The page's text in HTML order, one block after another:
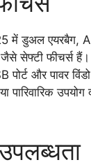
में डुअल एयरबैग,
सेफ्टी फीचर्स
पोर्ट और पावर
पारिवारिक उपयोग